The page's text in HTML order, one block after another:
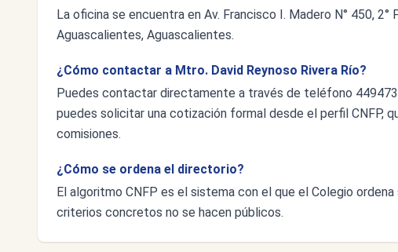
La oficina se encuentra en Av. Francisco I. Madero N° 450, 2°
Aguascalientes, Aguascalientes.
¿Cómo contactar a Mtro. David Reynoso Rivera Río?
Puedes contactar directamente a través de teléfono
puedes solicitar una cotización formal desde el perfil CNFP,
comisiones.
¿Cómo se ordena el directorio?
El algoritmo CNFP es el sistema con el que el Colegio
criterios concretos no se hacen públicos.